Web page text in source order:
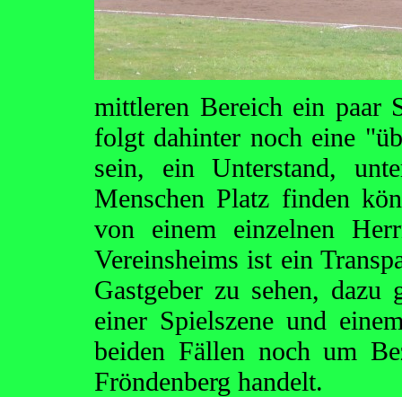
mittleren Bereich ein paar
folgt dahinter noch eine
sein, ein Unterstand,
Menschen Platz finden
von einem einzelnen
Vereinsheims ist ein
Gastgeber zu sehen,
einer Spielszene und
beiden Fällen noch um
Fröndenberg handelt.